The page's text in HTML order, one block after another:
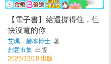
【電子書】給還撐得住，但
快沒電的你
艾瑪．赫本博士 著
創意市集 出版
2025/12/18 出版